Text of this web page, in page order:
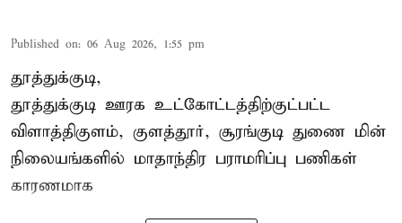
Published on: 06 Aug 2026, 1:55 pm
தூத்துக்குடி,
தூத்துக்குடி ஊரக உட்கோட்டத்திற்குட்பட்ட
விளாத்திகுளம், குளத்தூர், சூரங்குடி துணை மின்
நிலையங்களில் மாதாந்திர பராமரிப்பு பணிகள்
காரணமாக